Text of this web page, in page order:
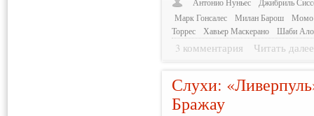
Антонио Нуньес
Джибриль
Марк Гонсалес
Милан Барош
Момо
Торрес
Хавьер Маскерано Шаби
3 комментария Читать далее
Слухи:
Бражау